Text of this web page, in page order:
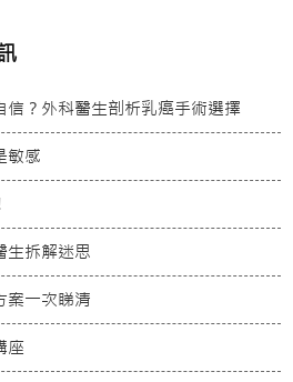
？外科醫生剖析乳癌手術選擇
敏感
生拆解迷思
案一次睇清
座